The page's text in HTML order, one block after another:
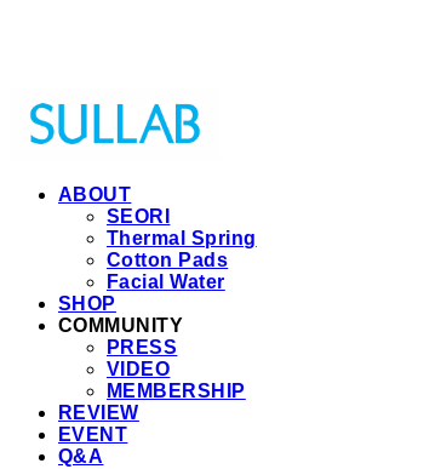
ABOUT
SEORI
Thermal Spring
Cotton Pads
Facial Water
SHOP
COMMUNITY
PRESS
VIDEO
MEMBERSHIP
REVIEW
EVENT
Q&A